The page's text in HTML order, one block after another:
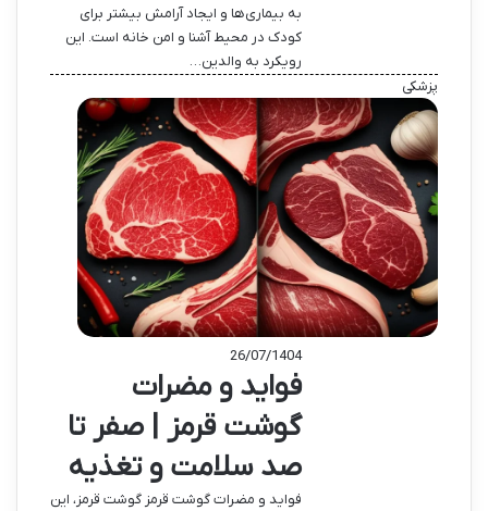
به بیماری‌ها و ایجاد آرامش بیشتر برای
کودک در محیط آشنا و امن خانه است. این
رویکرد به والدین…
پزشکی
26/07/1404
فواید و مضرات
گوشت قرمز | صفر تا
صد سلامت و تغذیه
فواید و مضرات گوشت قرمز گوشت قرمز، این